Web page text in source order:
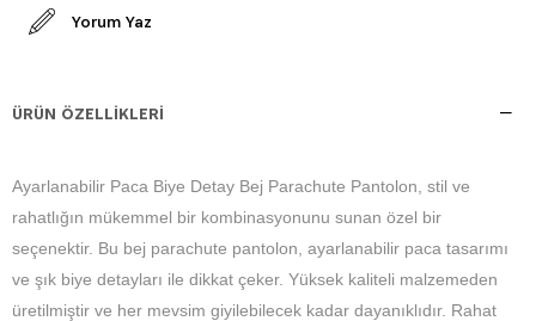
Yorum Yaz
ÜRÜN ÖZELLIKLERI
Ayarlanabilir Paca Biye Detay Bej Parachute Pantolon, stil ve
rahatlığın mükemmel bir kombinasyonunu sunan özel bir
seçenektir. Bu bej parachute pantolon, ayarlanabilir paca tasarımı
ve şık biye detayları ile dikkat çeker. Yüksek kaliteli malzemeden
üretilmiştir ve her mevsim giyilebilecek kadar dayanıklıdır. Rahat